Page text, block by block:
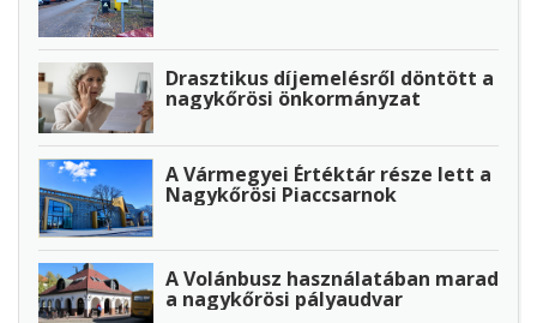
Drasztikus díjemelésről döntött a
nagykőrösi önkormányzat
A Vármegyei Értéktár része lett a
Nagykőrösi Piaccsarnok
A Volánbusz használatában marad
a nagykőrösi pályaudvar